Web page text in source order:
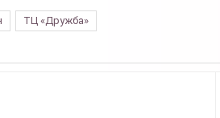
ТЦ «Дружба»